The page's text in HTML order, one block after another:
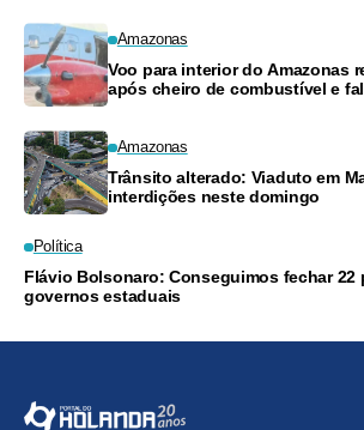
Amazonas
Voo para interior do Amazonas
após cheiro de combustível e
Amazonas
Trânsito alterado: Viaduto em
interdições neste domingo
Política
Flávio Bolsonaro: Conseguimos fechar 22
governos estaduais